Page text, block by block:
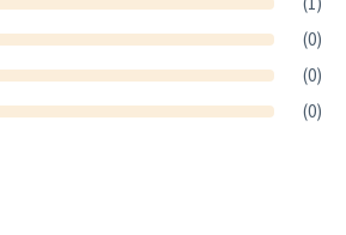
(0)
(0)
(0)